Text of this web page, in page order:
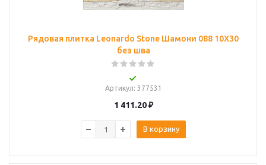
Рядовая плитка Leonardo Stone Шамони 088 10Х30
без шва
Артикул: 377531
1 411.20₽
В корзину